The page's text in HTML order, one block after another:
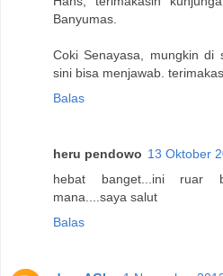
Banyumas.
Coki Senayasa, mungkin di
sini bisa menjawab.
Balas
heru pendowo 13 Oktober
hebat banget...ini ruar
mana....saya salut
Balas